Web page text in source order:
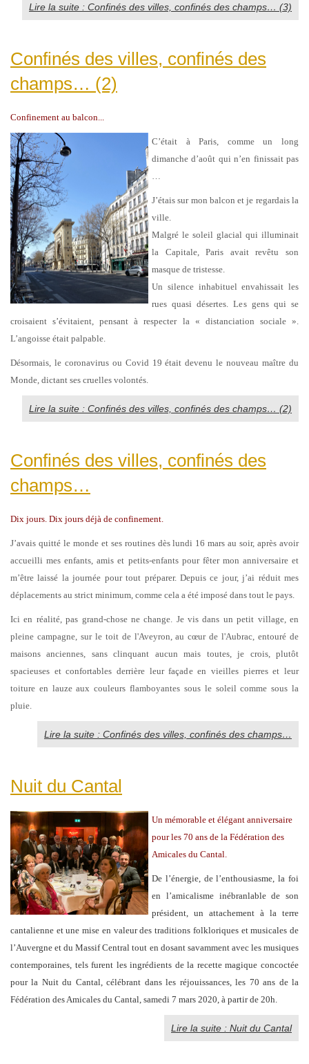
Lire la suite : Confinés des villes, confinés des champs… (3)
Confinés des villes, confinés des
champs… (2)
Confinement au balcon...
C’était à Paris, comme un long
dimanche d’août qui n’en finissait pas
J’étais sur mon balcon et je regardais la
ville.
Malgré le soleil glacial qui illuminait
la Capitale, Paris avait revêtu son
masque de tristesse.
Un silence inhabituel envahissait les
rues quasi désertes. Les gens qui se
croisaient s’évitaient, pensant à respecter la « distanciation sociale ».
L’angoisse était palpable.
Désormais, le coronavirus ou Covid 19 était devenu le nouveau maître du
Monde, dictant ses cruelles volontés.
Lire la suite : Confinés des villes, confinés des champs… (2)
Confinés des villes, confinés des
champs…
Dix jours. Dix jours déjà de confinement.
J’avais quitté le monde et ses routines dès lundi 16 mars au soir, après avoir
accueilli mes enfants, amis et petits-enfants pour fêter mon anniversaire et
m’être laissé la journée pour tout préparer. Depuis ce jour, j’ai réduit mes
déplacements au strict minimum, comme cela a été imposé dans tout le pays.
Ici en réalité, pas grand-chose ne change. Je vis dans un petit village, en
pleine campagne, sur le toit de l'Aveyron, au cœur de l'Aubrac, entouré de
maisons anciennes, sans clinquant aucun mais toutes, je crois, plutôt
spacieuses et confortables derrière leur façade en vieilles pierres et leur
toiture en lauze aux couleurs flamboyantes sous le soleil comme sous la
pluie.
Lire la suite : Confinés des villes, confinés des champs…
Nuit du Cantal
Un mémorable et élégant anniversaire
pour les 70 ans de la Fédération des
Amicales du Cantal.
De l’énergie, de l’enthousiasme, la foi
en l’amicalisme inébranlable de son
président, un attachement à la terre
cantalienne et une mise en valeur des traditions folkloriques et musicales de
l’Auvergne et du Massif Central tout en dosant savamment avec les musiques
contemporaines, tels furent les ingrédients de la recette magique concoctée
pour la Nuit du Cantal, célébrant dans les réjouissances, les 70 ans de la
Fédération des Amicales du Cantal, samedi 7 mars 2020, à partir de 20h.
Lire la suite : Nuit du Cantal